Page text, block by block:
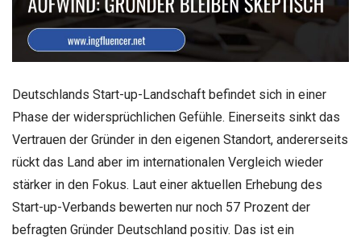
Deutschlands Start-up-Landschaft befindet sich in einer
Phase der widersprüchlichen Gefühle. Einerseits sinkt das
Vertrauen der Gründer in den eigenen Standort, andererseits
rückt das Land aber im internationalen Vergleich wieder
stärker in den Fokus. Laut einer aktuellen Erhebung des
Start-up-Verbands bewerten nur noch 57 Prozent der
befragten Gründer Deutschland positiv. Das ist ein